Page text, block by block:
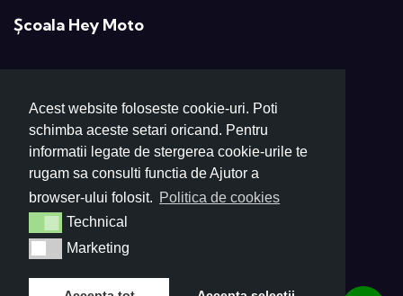
Acest website foloseste cookie-uri. Poti
schimba aceste setari oricand. Pentru
informatii legate de stergerea cookie-urile te
rugam sa consulti functia de Ajutor a
browser-ului folosit. Politica de cookies
TechnicalTechnical
MarketingMarketing
Școala Hey Moto
+40 724 264 264
scoalaheymoto@gmail.com
Poligon: Electronicii 48, București
Secretariat: Litovoi Voievod 59